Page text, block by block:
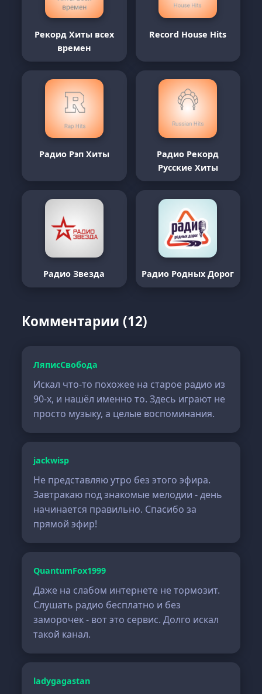
Рекорд Хиты всех
времен
Record House Hits
Радио Рэп Хиты
Радио Рекорд
Русские Хиты
Радио Звезда Радио Родных Дорог
Комментарии (12)
ЛяписСвобода
Искал что-то похожее на старое радио из
90-х, и нашёл именно то. Здесь играют не
просто музыку, а целые воспоминания.
jackwisp
Не представляю утро без этого эфира.
Завтракаю под знакомые мелодии - день
начинается правильно. Спасибо за
прямой эфир!
QuantumFox1999
Даже на слабом интернете не тормозит.
Слушать радио бесплатно и без
заморочек - вот это сервис. Долго искал
такой канал.
ladygagastan